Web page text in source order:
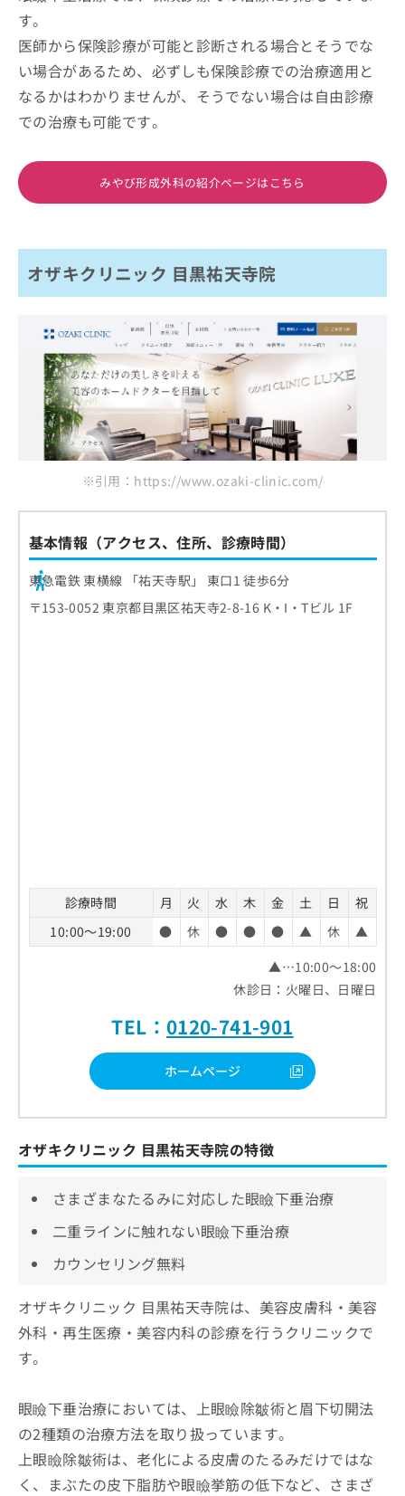
す。
医師から保険診療が可能と診断される場合とそうでな
い場合があるため、必ずしも保険診療での治療適用と
なるかはわかりませんが、そうでない場合は自由診療
での治療も可能です。
みやび形成外科の紹介ページはこちら
オザキクリニック 目黒祐天寺院
※引用：https://www.ozaki-clinic.com/
基本情報（アクセス、住所、診療時間）
東急電鉄 東横線 「祐天寺駅」 東口1 徒歩6分
〒153-0052 東京都目黒区祐天寺2-8-16 K・I・Tビル 1F
診療時間 月 火 水 木 金 土 日
祝
10:00～19:00
● 休 ● ● ● ▲ 休
▲
▲…10:00～18:00
休診日：火曜日、日曜日
TEL： 0120-741-901
ホームページ
オザキクリニック 目黒祐天寺院の特徴
さまざまなたるみに対応した眼瞼下垂治療
二重ラインに触れない眼瞼下垂治療
カウンセリング無料
オザキクリニック 目黒祐天寺院は、美容皮膚科・美容
外科・再生医療・美容内科の診療を行うクリニックで
す。
眼瞼下垂治療においては、上眼瞼除皺術と眉下切開法
の2種類の治療方法を取り扱っています。
上眼瞼除皺術は、老化による皮膚のたるみだけではな
く、まぶたの皮下脂肪や眼瞼挙筋の低下など、さまざ